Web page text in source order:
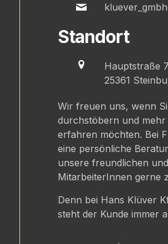
Standort
Hauptstraße 7
25361
Wir freuen uns, wenn
durchstöbern und
erfahren möchten. Bei
eine persönliche
unsere freundlichen
MitarbeiterInnen gerne
Denn bei Hans Klüver
steht der Kunde immer